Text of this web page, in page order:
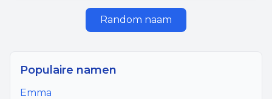
Random naam
Populaire namen
Emma